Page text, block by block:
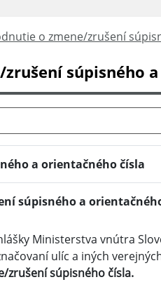
o zmene/zrušení
súpisného
a orientačného čísla
súpisného a
Ministerstva vnútra
ulíc a iných
zrušení súpisného čísla.